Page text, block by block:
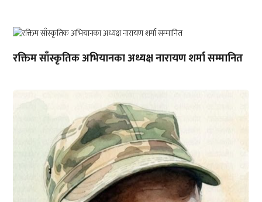
रक्तिम साँस्कृतिक अभियानका अध्यक्ष नारायण शर्मा सम्मानित